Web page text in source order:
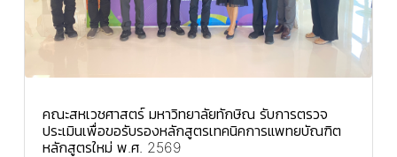
คณะสหเวชศาสตร์ มหาวิทยาลัยทักษิณ รับการตรวจ
ประเมินเพื่อขอรับรองหลักสูตรเทคนิคการแพทยบัณฑิต
หลักสูตรใหม่ พ.ศ. 2569